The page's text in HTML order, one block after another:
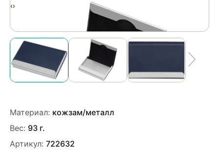
‹›
Материал: кожзам/металл
Вес: 93 г.
Артикул: 722632